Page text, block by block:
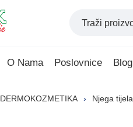
O Nama Poslovnice Blog
DERMOKOZMETIKA Njega tijela